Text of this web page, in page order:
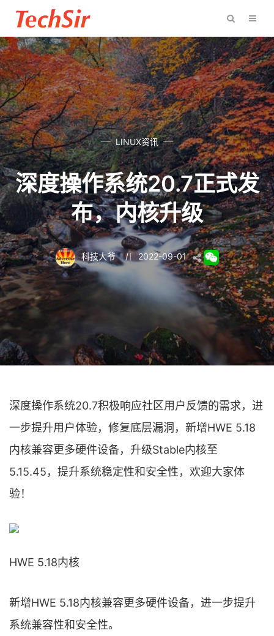
LINUX资讯
深度操作系统20.7正式发
布，内核升级
科技大爷 / 2022-09-01
深度操作系统20.7积极响应社区用户反馈的需求，进
一步提升用户体验，修复底层漏洞，新增HWE 5.18
内核兼容更多硬件设备，升级Stable内核至
5.15.45，提升系统稳定性和安全性，欢迎大家体
验！
HWE 5.18内核
新增HWE 5.18内核兼容更多硬件设备，进一步提升
系统兼容性和安全性。